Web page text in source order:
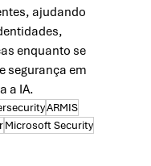
ajudando
enquanto se
segurança em
a IA.
ARMIS
Microsoft Security